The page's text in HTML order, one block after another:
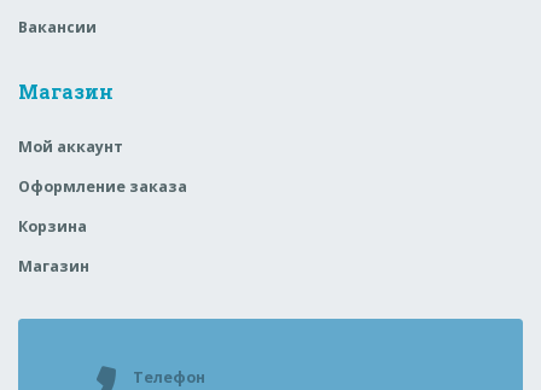
Вакансии
Магазин
Мой аккаунт
Оформление заказа
Корзина
Магазин
Телефон